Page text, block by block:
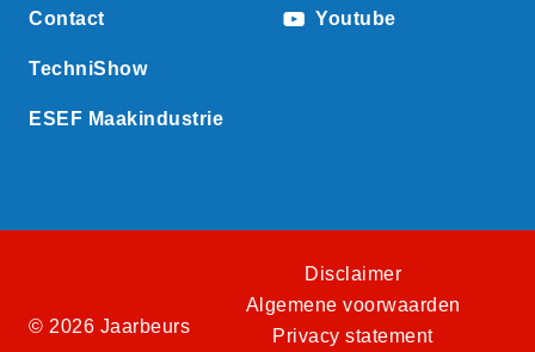
Contact
TechniShow
ESEF Maakindustrie
Youtube
© 2026 Jaarbeurs
Disclaimer
Algemene voorwaarden
Privacy statement